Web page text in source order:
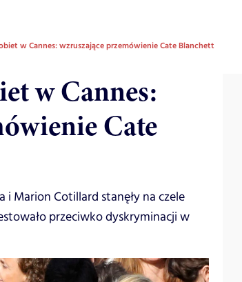
w Cannes: wzruszające przemówienie Cate Blanchett
w Cannes:
Cate
i Marion Cotillard stanęły na czele
przeciwko dyskryminacji w